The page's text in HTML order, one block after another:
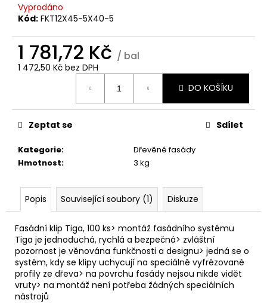
Vyprodáno
Kód: FKT12X45-5X40-5
1 781,72 Kč / bal
1 472,50 Kč bez DPH
DO KOŠÍKU
Kategorie:
Dřevěné fasády
Hmotnost: 3 kg
Zeptat se Sdílet
Popis Související soubory (1) Diskuze
Fasádní klip Tiga, 100 ks> montáž fasádního systému
Tiga je jednoduchá, rychlá a bezpečná> zvláštní
pozornost je věnována funkčnosti a designu> jedná se o
systém, kdy se klipy uchycují na speciálně vyfrézované
profily ze dřeva> na povrchu fasády nejsou nikde vidět
vruty> na montáž není potřeba žádných speciálních
nástrojů
D
o
p
o
u
e
m
e
MASSARANDUBA
HLADKA/HRUBÁ
28
MM
913,70
Kč